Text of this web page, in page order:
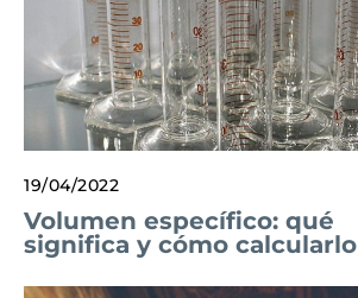
19/04/2022
Volumen específico: qué
significa y cómo calcularlo